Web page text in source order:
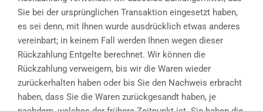
Sie bei der ursprünglichen Transaktion eingesetzt haben,
es sei denn, mit Ihnen wurde ausdrücklich etwas anderes
vereinbart; in keinem Fall werden Ihnen wegen dieser
Rückzahlung Entgelte berechnet. Wir können die
Rückzahlung verweigern, bis wir die Waren wieder
zurückerhalten haben oder bis Sie den Nachweis erbracht
haben, dass Sie die Waren zurückgesandt haben, je